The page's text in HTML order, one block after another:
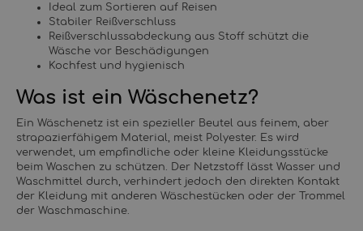
Ideal zum Sortieren auf Reisen
Stabiler Reißverschluss
Reißverschlussabdeckung aus Stoff schützt die
Wäsche vor Beschädigungen
Kochfest und hygienisch
Was ist ein Wäschenetz?
Ein Wäschenetz ist ein spezieller Beutel aus feinem, aber
strapazierfähigem Material, meist Polyester. Es wird
verwendet, um empfindliche oder kleine Kleidungsstücke
beim Waschen zu schützen. Der Netzstoff lässt Wasser und
Waschmittel durch, verhindert jedoch den direkten Kontakt
der Kleidung mit anderen Wäschestücken oder der Trommel
der Waschmaschine.